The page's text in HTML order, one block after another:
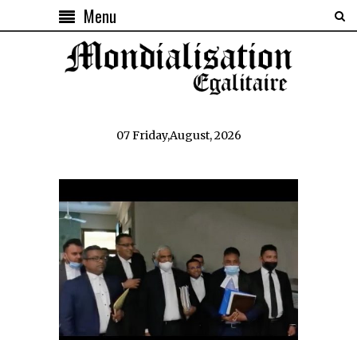
Menu
07 Friday,August, 2026